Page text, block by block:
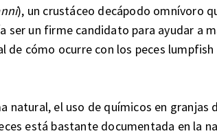
), un crustáceo decápodo omnívoro
un firme candidato para ayudar a
de cómo ocurre con los peces lumpfish
natural, el uso de químicos en granjas
está bastante documentada en la